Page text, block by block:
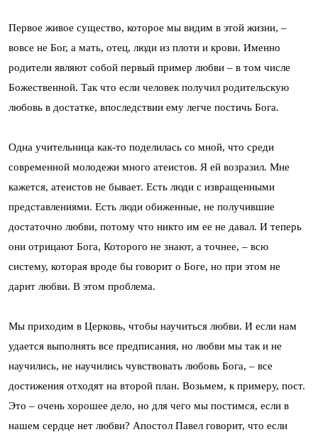
Первое живое существо, которое мы видим в этой жизни, –
вовсе не Бог, а мать, отец, люди из плоти и крови. Именно
родители являют собой первый пример любви – в том числе
Божественной. Так что если человек получил родительскую
любовь в достатке, впоследствии ему легче постичь Бога.
Одна учительница как-то поделилась со мной, что среди
современной молодежи много атеистов. Я ей возразил. Мне
кажется, атеистов не бывает. Есть люди с извращенными
представлениями. Есть люди обиженные, не получившие
достаточно любви, потому что никто им ее не давал. И теперь
они отрицают Бога, Которого не знают, а точнее, – всю
систему, которая вроде бы говорит о Боге, но при этом не
дарит любви. В этом проблема.
Мы приходим в Церковь, чтобы научиться любви. И если нам
удается выполнять все предписания, но любви мы так и не
научились, не научились чувствовать любовь Бога, – все
достижения отходят на второй план. Возьмем, к примеру, пост.
Это – очень хорошее дело, но для чего мы постимся, если в
нашем сердце нет любви? Апостол Павел говорит, что если